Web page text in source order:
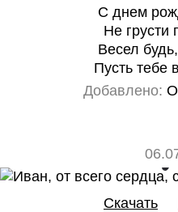
С днем
Не грусти
Весел
Пусть тебе
Добавлено:
0
Скачать